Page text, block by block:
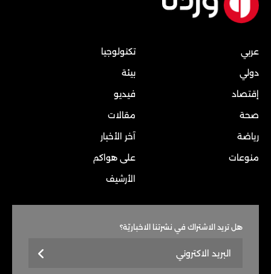
عربي
دولي
إقتصاد
صحة
رياضة
منوعات
تكنولوجيا
بيئة
فيديو
مقالات
آخر الأخبار
على هواكم
الأرشيف
هل تريد الاشتراك في نشرتنا الاخباريّة؟